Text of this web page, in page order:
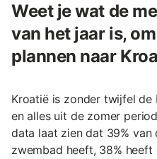
Weet je wat de
van het jaar is,
plannen naar
Kroatië is zonder twijfel
en alles uit de zomer
data laat zien dat 39% van
zwembad heeft, 38% heeft